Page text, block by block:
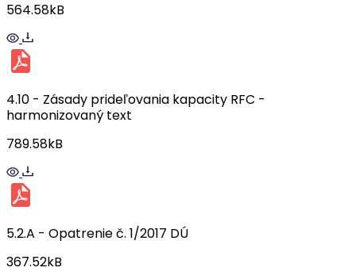
564.58kB
4.10 - Zásady prideľovania kapacity RFC -
harmonizovaný text
789.58kB
5.2.A - Opatrenie č. 1/2017 DÚ
367.52kB